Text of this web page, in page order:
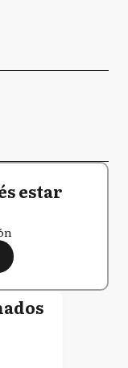
estar